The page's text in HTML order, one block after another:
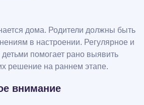
дома. Родители должны быть
в настроении. Регулярное и
помогает рано выявить
решение на раннем этапе.
внимание